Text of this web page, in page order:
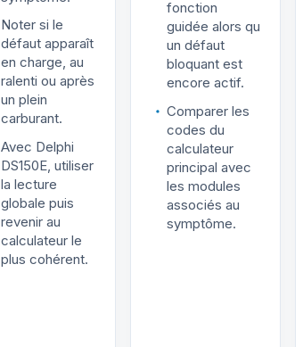
Noter si le
défaut apparaît
en charge, au
ralenti ou après
un plein
carburant.
Avec Delphi
DS150E, utiliser
la lecture
globale puis
revenir au
calculateur le
plus cohérent.
fonction
guidée alors qu
un défaut
bloquant est
encore actif.
Comparer les
codes du
calculateur
principal avec
les modules
associés au
symptôme.